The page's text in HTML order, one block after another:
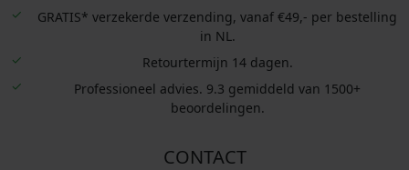
GRATIS* verzekerde verzending, vanaf €49,- per bestelling
in NL.
Retourtermijn 14 dagen.
Professioneel advies. 9.3 gemiddeld van 1500+
beoordelingen.
CONTACT